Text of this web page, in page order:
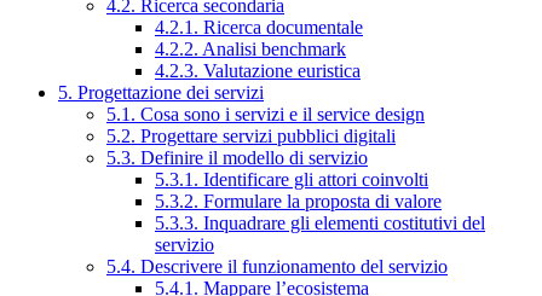
4.2. Ricerca secondaria
4.2.1. Ricerca documentale
4.2.2. Analisi benchmark
4.2.3. Valutazione euristica
5. Progettazione dei servizi
5.1. Cosa sono i servizi e il service design
5.2. Progettare servizi pubblici digitali
5.3. Definire il modello di servizio
5.3.1. Identificare gli attori coinvolti
5.3.2. Formulare la proposta di valore
5.3.3. Inquadrare gli elementi costitutivi del
servizio
5.4. Descrivere il funzionamento del servizio
5.4.1. Mappare l’ecosistema